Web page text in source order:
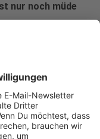
nur noch müde
des Zirkels Aes
sein,